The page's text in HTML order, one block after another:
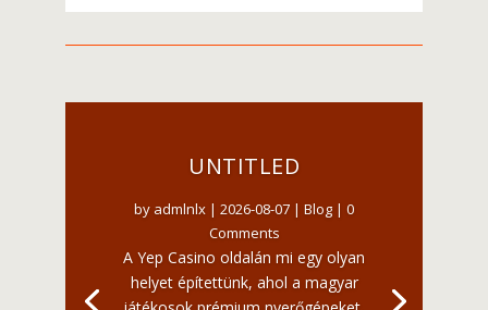
UNTITLED
by admlnlx | 2026-08-07 | Blog | 0
Comments
A Yep Casino oldalán mi egy olyan
helyet építettünk, ahol a magyar